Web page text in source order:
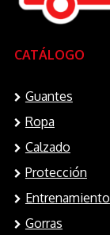
CATÁLOGO
Guantes
Ropa
Calzado
Protección
Entrenamiento
Gorras